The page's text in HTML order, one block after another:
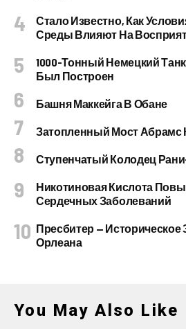
Стало Известно, Как
Среды Влияют На
1000-Тонный Немецкий
Был Построен
Башня Маккейга В Обане
Затопленный Мост Абрамс
Ступенчатый Колодец
Никотиновая Кислота
Сердечных Заболеваний
Пресбитер — Историческое
Орлеана
You May Also Like